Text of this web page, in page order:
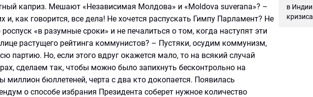
каприз. Мешают «Независимая Молдова» и «Moldova suverana»? –
как говорится, все дела! Не хочется распускать Гимпу Парламент? Не
«в разумные сроки» и не печалиться о том, когда наступят эти
растущего рейтинга коммунистов? – Пустяки, осудим коммунизм,
партию. Но, если этого вдруг окажется мало, то на всякий случай
сделаем так, чтобы можно было запихнуть бесконтрольно на
миллион бюллетеней, черта с два кто докопается. Появилась
о способе избрания Президента соберет нужное количество
в